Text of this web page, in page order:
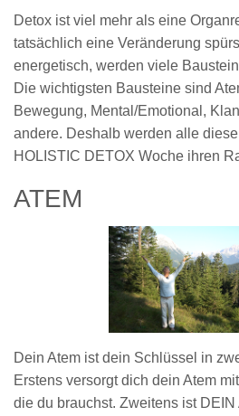
Detox ist viel mehr als eine
tatsächlich eine Veränderung
energetisch, werden viele
Die wichtigsten Bausteine sind
Bewegung, Mental/Emotional,
andere. Deshalb werden alle
HOLISTIC DETOX Woche ihren
ATEM
Dein Atem ist dein Schlüssel in
Erstens versorgt dich dein Atem
die du brauchst. Zweitens ist DEIN